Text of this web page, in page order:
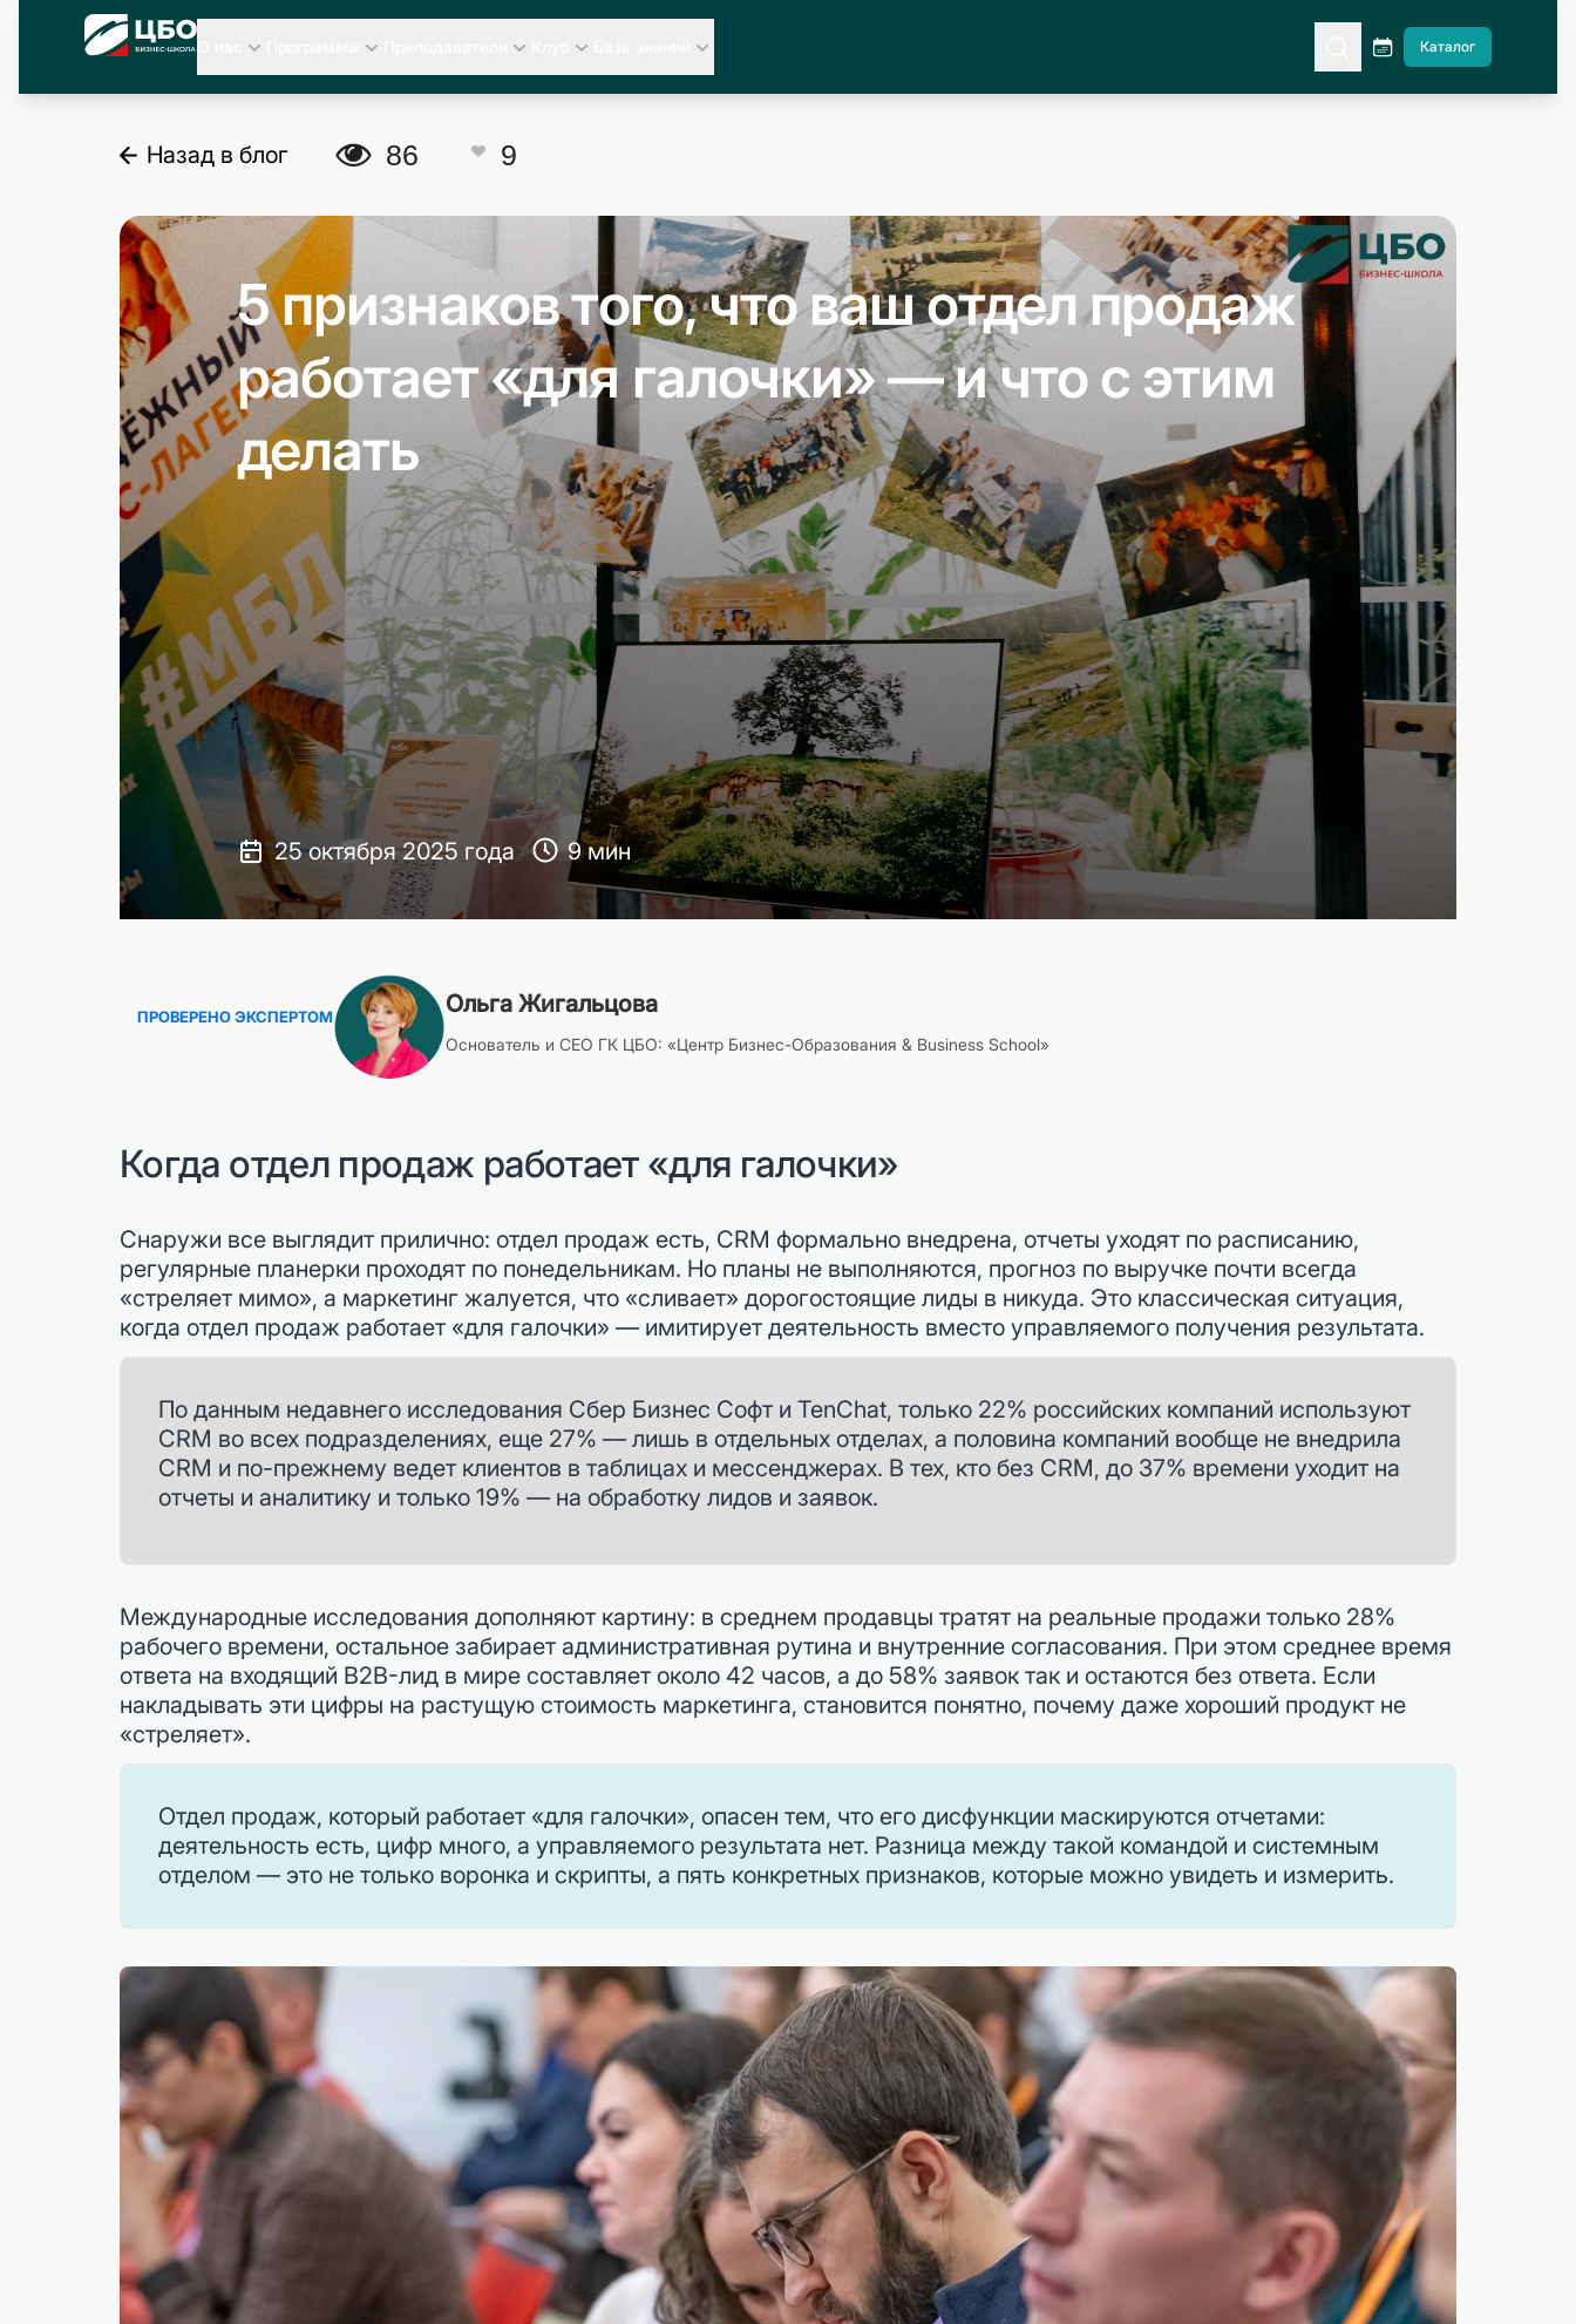
CBO
Каталог
Назад в блог A 86 C 9
5 признаков того, что ваш отдел продаж
работает «для галочки» — и что с этим
делать
25 октября 2025 года 9 мин
ПРОВЕРЕНО ЭКСПЕРТОМ Ольга Жигальцова
Основатель и CEO ГК ЦБО: «Центр Бизнес-Образования & Business School»
Когда отдел продаж работает «для галочки»
Снаружи все выглядит прилично: отдел продаж есть, CRM формально внедрена, отчеты уходят по расписанию,
регулярные планерки проходят по понедельникам. Но планы не выполняются, прогноз по выручке почти всегда
«стреляет мимо», а маркетинг жалуется, что «сливает» дорогостоящие лиды в никуда. Это классическая ситуация,
когда отдел продаж работает «для галочки» — имитирует деятельность вместо управляемого получения результата.
По данным недавнего исследования Сбер Бизнес Софт и TenChat, только 22% российских компаний используют
CRM во всех подразделениях, еще 27% — лишь в отдельных отделах, а половина компаний вообще не внедрила
CRM и по-прежнему ведет клиентов в таблицах и мессенджерах. В тех, кто без CRM, до 37% времени уходит на
отчеты и аналитику и только 19% — на обработку лидов и заявок.
Международные исследования дополняют картину: в среднем продавцы тратят на реальные продажи только 28%
рабочего времени, остальное забирает административная рутина и внутренние согласования. При этом среднее время
ответа на входящий B2B-лид в мире составляет около 42 часов, а до 58% заявок так и остаются без ответа. Если
накладывать эти цифры на растущую стоимость маркетинга, становится понятно, почему даже хороший продукт не
«стреляет».
Отдел продаж, который работает «для галочки», опасен тем, что его дисфункции маскируются отчетами:
деятельность есть, цифр много, а управляемого результата нет. Разница между такой командой и системным
отделом — это не только воронка и скрипты, а пять конкретных признаков, которые можно увидеть и измерить.